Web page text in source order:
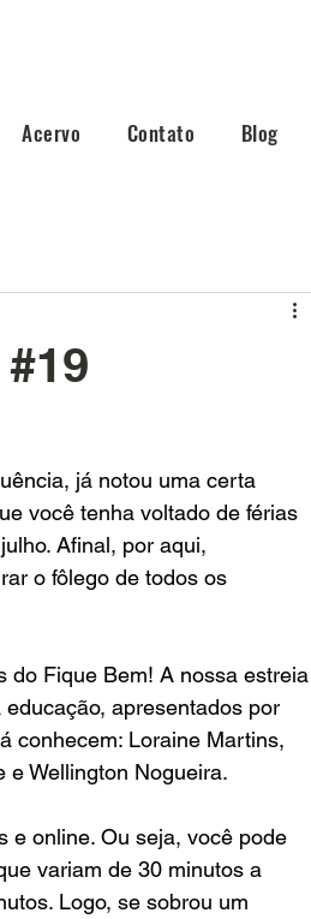
Acervo Contato Blog
já notou uma certa
você tenha voltado de férias
Afinal, por aqui,
o fôlego de todos os
do Fique Bem! A nossa estreia
apresentados por
conhecem: Loraine Martins,
e Wellington Nogueira.
e online. Ou seja, você pode
variam de 30 minutos a
Logo, se sobrou um